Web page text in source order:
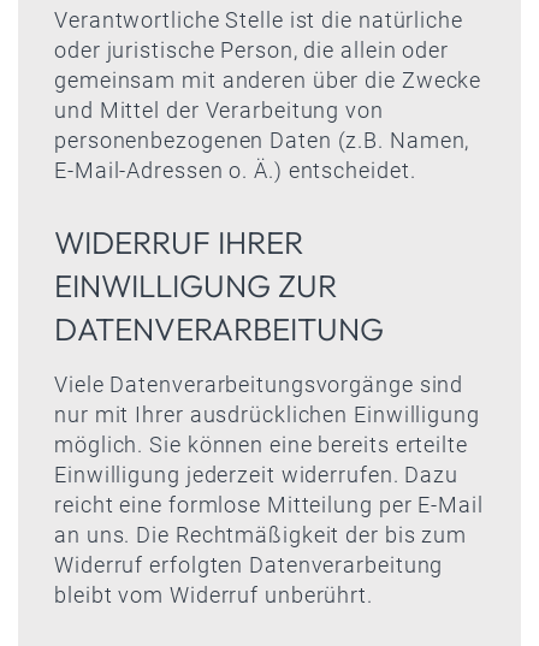
Verantwortliche Stelle ist die natürliche
oder juristische Person, die allein oder
gemeinsam mit anderen über die Zwecke
und Mittel der Verarbeitung von
personenbezogenen Daten (z.B. Namen,
E-Mail-Adressen o. Ä.) entscheidet.
WIDERRUF IHRER
EINWILLIGUNG ZUR
DATENVERARBEITUNG
Viele Datenverarbeitungsvorgänge sind
nur mit Ihrer ausdrücklichen Einwilligung
möglich. Sie können eine bereits erteilte
Einwilligung jederzeit widerrufen. Dazu
reicht eine formlose Mitteilung per E-Mail
an uns. Die Rechtmäßigkeit der bis zum
Widerruf erfolgten Datenverarbeitung
bleibt vom Widerruf unberührt.